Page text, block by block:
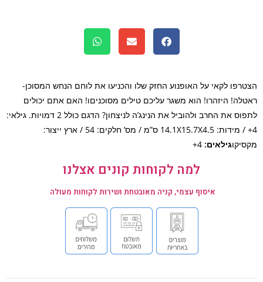
לקאי על האופנוע החזק שלו והכניעו את לוחם הנחש המסוכן-
היזהרו! הוא משגר עליכם טילים מסוכניםו! האם אתם יכולים
לתפוס את החרב ולהוביל את הנינג’ה לניצחון? הדגם כולל 2 דמויות. גילאי:
4+ / מידות: 14.1X15.7X4.5 ס”מ / מס’ חלקים: 54 / ארץ ייצור:
גילאים:4+
למה לקוחות קונים אצלנו
איסוף עצמי, קניה מאובטחת ושירות לקוחות מעולה